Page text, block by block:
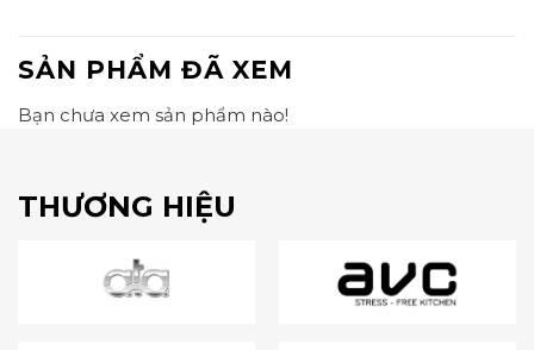
SẢN PHẨM ĐÃ XEM
Bạn chưa xem sản phẩm nào!
THƯƠNG HIỆU